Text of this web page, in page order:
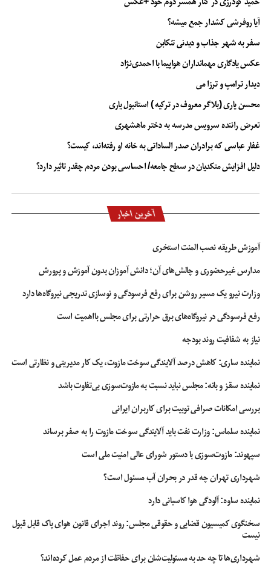
آیا روفرشی کشدار جمع میشه؟
سفر به شهر جذاب و دیدنی تنکابن
عکس یادگاری مهمانداران هواپیما با احمدی‌نژاد
دیدار ترامپ و ترزا می
محسن یاری (بلاگر معروف در ترکیه ) استانبول یاری
تعرض راننده سرویس مدرسه به دختر ماهشهری
غفار عباسی که برادران صدر الساداتی به خانه او رفته‌اند، کیست؟
دلیل افزایش متکدیان در سطح جامعه/ احساسی بودن مردم چقدر تاثیر دارد؟
آخرین اخبار
آموزش طریقه نصب المنت استخری
مدارس غیرحضوری و چالش‌های آن؛ دانش آموزان بدون آموزش و پرورش
وزارت نیرو یک مسیر روشن برای رفع فرسودگی و نوسازی تدریجی نیروگاه‌ها دارد
رفع فرسودگی در نیروگاه‌های برق حرارتی برای مجلس بااهمیت است
نیاز به شفافیت روند بودجه
نماینده ساری: کاهش درصد آلایندگی سوخت مازوت، یک کار مدیریتی و نظارتی است
نماینده سقز و بانه: مجلس نباید نسبت به مازوت‌سوزی بی‌تفاوت باشد
بررسی امکانات صرافی توبیت برای کاربران ایرانی
نماینده سلماس: وزارت نفت باید آلایندگی سوخت مازوت را به صفر برساند
سپهوند:‌ مازوت‌سوزی با دستور شورای عالی امنیت ملی است
شهرداری تهران چه قدر در بحران آب مسئول است؟
نماینده ساوه: آلودگی هوا کاسبانی دارد
سخنگوی کمیسیون قضایی و حقوقی مجلس: روند اجرای قانون هوای پاک قابل قبول
نیست
شهرداری‌ها تا چه حد به مسئولیت‌شان برای حفاظت از مردم عمل کرده‌اند؟